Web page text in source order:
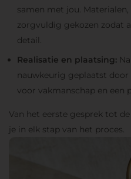
samen met jou.
zorgvuldig gekozen zodat
detail.
Realisatie en plaatsing:
nauwkeurig geplaatst
voor vakmanschap en een
Van het eerste gesprek tot
je in elk stap van het proces.